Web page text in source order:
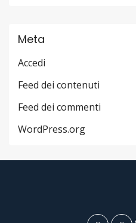
Meta
Accedi
Feed dei contenuti
Feed dei commenti
WordPress.org